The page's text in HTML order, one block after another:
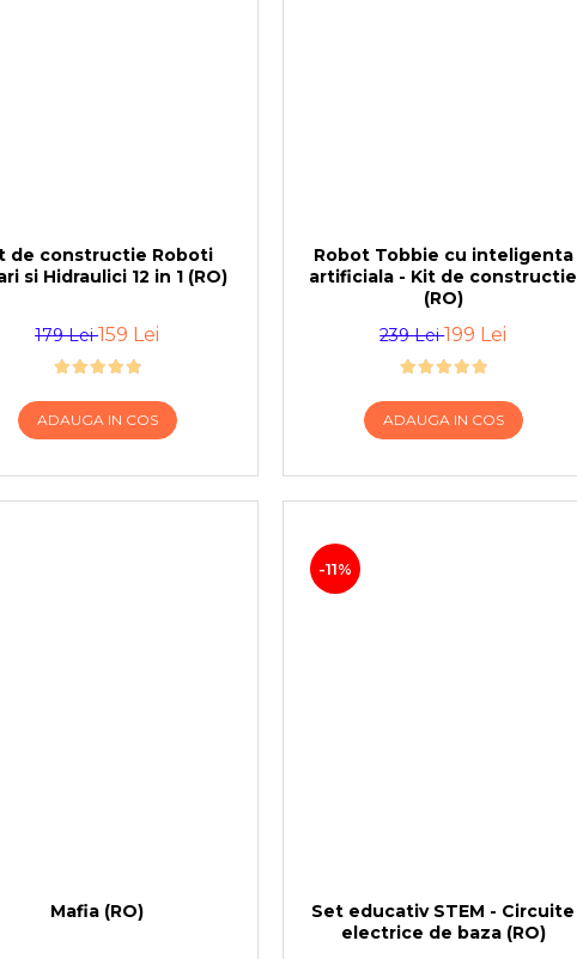
de constructie Roboti
si Hidraulici 12 in 1 (RO)
179 Lei159 Lei
ADAUGA IN COS
Robot Tobbie cu inteligenta
artificiala - Kit de constructie
(RO)
239 Lei199 Lei
ADAUGA IN COS
Mafia (RO)
-11%
Set educativ STEM - Circuite
electrice de baza (RO)